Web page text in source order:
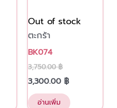
Out of stock
ตะกร้า
BK074
3,750.00฿
3,300.00 ฿
อ่านเพิ่ม